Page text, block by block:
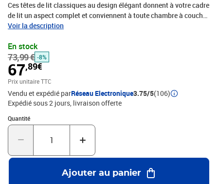
Ces têtes de lit classiques au design élégant donnent à votre cadre
de lit un aspect complet et conviennent à toute chambre à coucher.
Velours doux : le velours est un tissu doux et luxueux qui se
une touche lisse. Le tissu en velours présente un toucher doux
distinctif, ce qui le rend confortable au toucher.Pieds robustes et
stables : les pieds en bois assurent la robustesse et la
stabilité.Hauteur réglable : la tête de lit est réglable en hauteur
selon vos préférences.Excellent soutien : la tête de lit vous offre un
excellent soutien du dos lorsque vous êtes assis dans votre lit pour
lire ou regarder la télévision. Remarque :La livraison comprend
uniquement la tête de lit. Le cadre de lit et le matelas ne sont pas
inclus. Vous pouvez consulter notre boutique pour les cadres et
matelas assortis.Chaque produit est livré avec un manuel de
noirMatériau : velours (100% polyester), bois d'ingénierie, bois de
mélèze massifMatériau de remplissage : mousseDimensions
totales : 180 x 5 x 78/88 cm (l x P x H)Dimensions (chacune) : 90 x
Voir la description
En stock
73,99 € -8%
67,89€
Prix unitaire TTC
Vendu et expédié parRéseau Electronique3.75/5(106)
Expédié sous 2 jours livraison offerte
Quantité
Quantité : 1
Ajouter au panier